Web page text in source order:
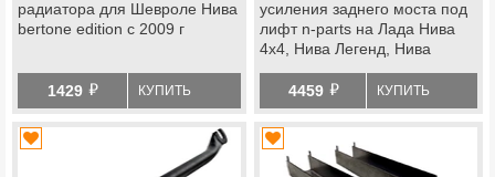
радиатора для Шевроле Нива
bertone edition с 2009 г
1429 й КУПИТЬ
усиления заднего моста под
лифт n-parts на Лада Нива
4x4, Нива Легенд, Нива
4459 й КУПИТЬ